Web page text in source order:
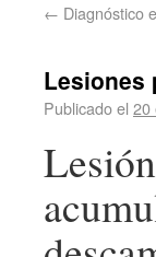
← Diagnóstico
Lesiones
Publicado el 20